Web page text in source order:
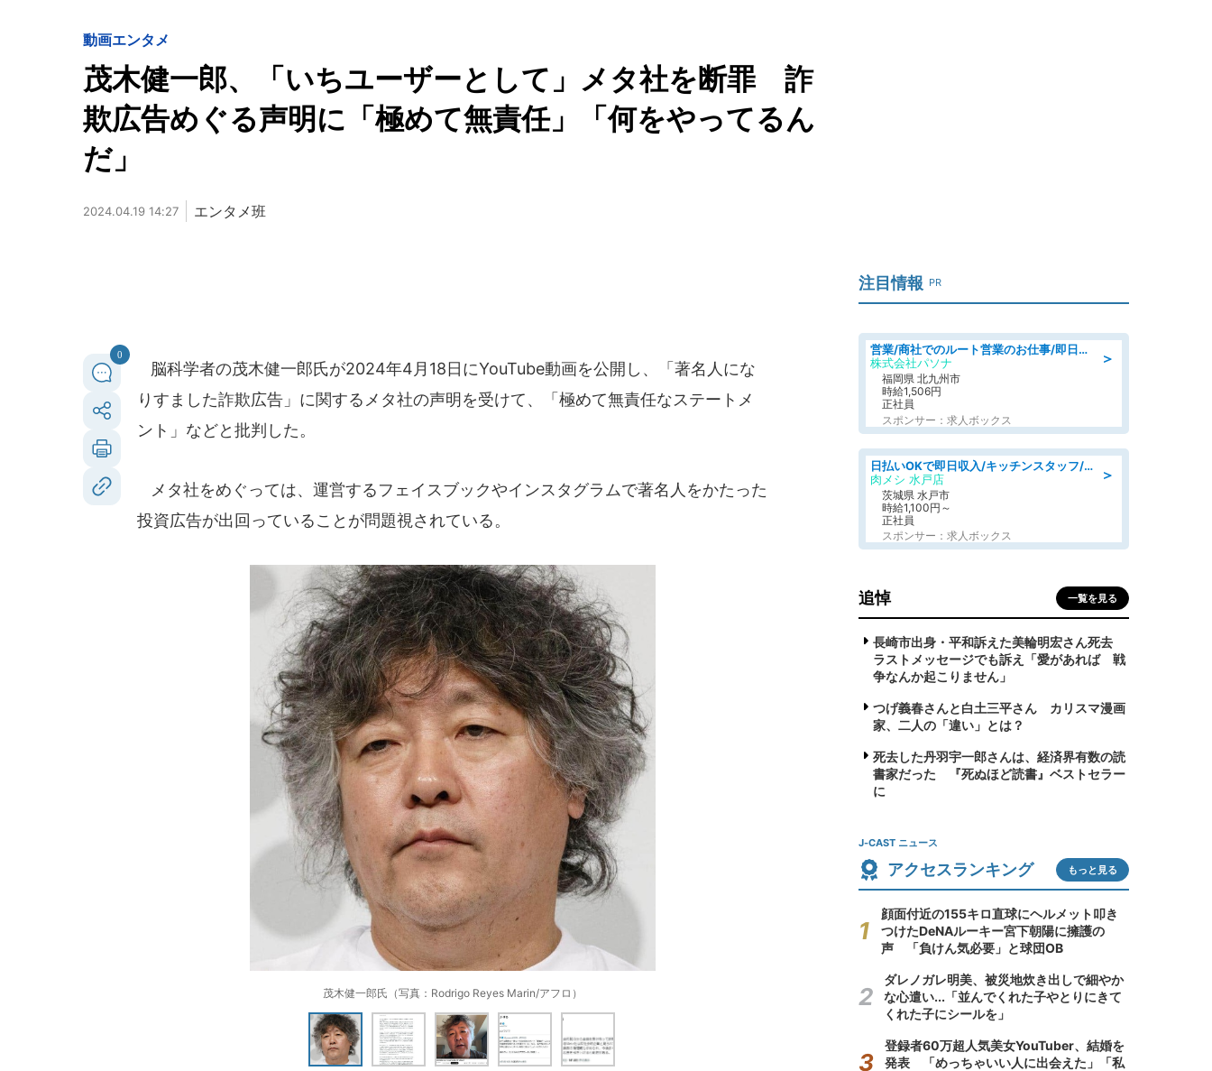
動画エンタメ
茂木健一郎、「いちユーザーとして」メタ社を断罪 詐
欺広告めぐる声明に「極めて無責任」「何をやってるん
だ」
2024.04.19 14:27 エンタメ班
0
脳科学者の茂木健一郎氏が2024年4月18日にYouTube動画を公開し、「著名人にな
りすました詐欺広告」に関するメタ社の声明を受けて、「極めて無責任なステートメ
ント」などと批判した。
メタ社をめぐっては、運営するフェイスブックやインスタグラムで著名人をかたった
投資広告が出回っていることが問題視されている。
茂木健一郎氏（写真：Rodrigo Reyes Marin/アフロ）
注目情報 PR
＞
営業/商社でのルート営業のお仕事/即日勤務可/車通勤可/営業
株式会社パソナ
福岡県 北九州市
時給1,506円
正社員
スポンサー：求人ボックス
＞
日払いOKで即日収入/キッチンスタッフ/「原付免許必須」デリバリー業務など、自己成長可能な幅広い仕事に挑戦!髪型自由&ピアス・ネイルOK/茨城県/水戸市
肉メシ 水戸店
茨城県 水戸市
時給1,100円～
正社員
スポンサー：求人ボックス
追悼 一覧を見る
長崎市出身・平和訴えた美輪明宏さん死去
ラストメッセージでも訴え「愛があれば 戦
争なんか起こりません」
つげ義春さんと白土三平さん カリスマ漫画
家、二人の「違い」とは？
死去した丹羽宇一郎さんは、経済界有数の読
書家だった 『死ぬほど読書』ベストセラー
に
J-CAST ニュース
アクセスランキング もっと見る
顔面付近の155キロ直球にヘルメット叩き
つけたDeNAルーキー宮下朝陽に擁護の
声 「負けん気必要」と球団OB
ダレノガレ明美、被災地炊き出しで細やか
な心遣い...「並んでくれた子やとりにきて
くれた子にシールを」
登録者60万超人気美女YouTuber、結婚を
発表 「めっちゃいい人に出会えた」「私